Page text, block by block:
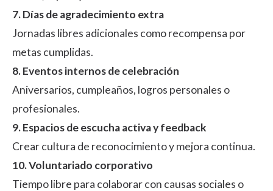
7. Días de agradecimiento extra
Jornadas libres adicionales como recompensa por
metas cumplidas.
8. Eventos internos de celebración
Aniversarios, cumpleaños, logros personales o
profesionales.
9. Espacios de escucha activa y feedback
Crear cultura de reconocimiento y mejora continua.
10. Voluntariado corporativo
Tiempo libre para colaborar con causas sociales o